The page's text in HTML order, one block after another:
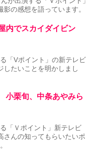
の感想を語っています。
内でスカイダイビン
「Vポイント」の新テレビ
したいことを明かしまし
栗旬、中条あやみら
「Ｖポイント」新テレビ
さんの知ってもらいたいポ